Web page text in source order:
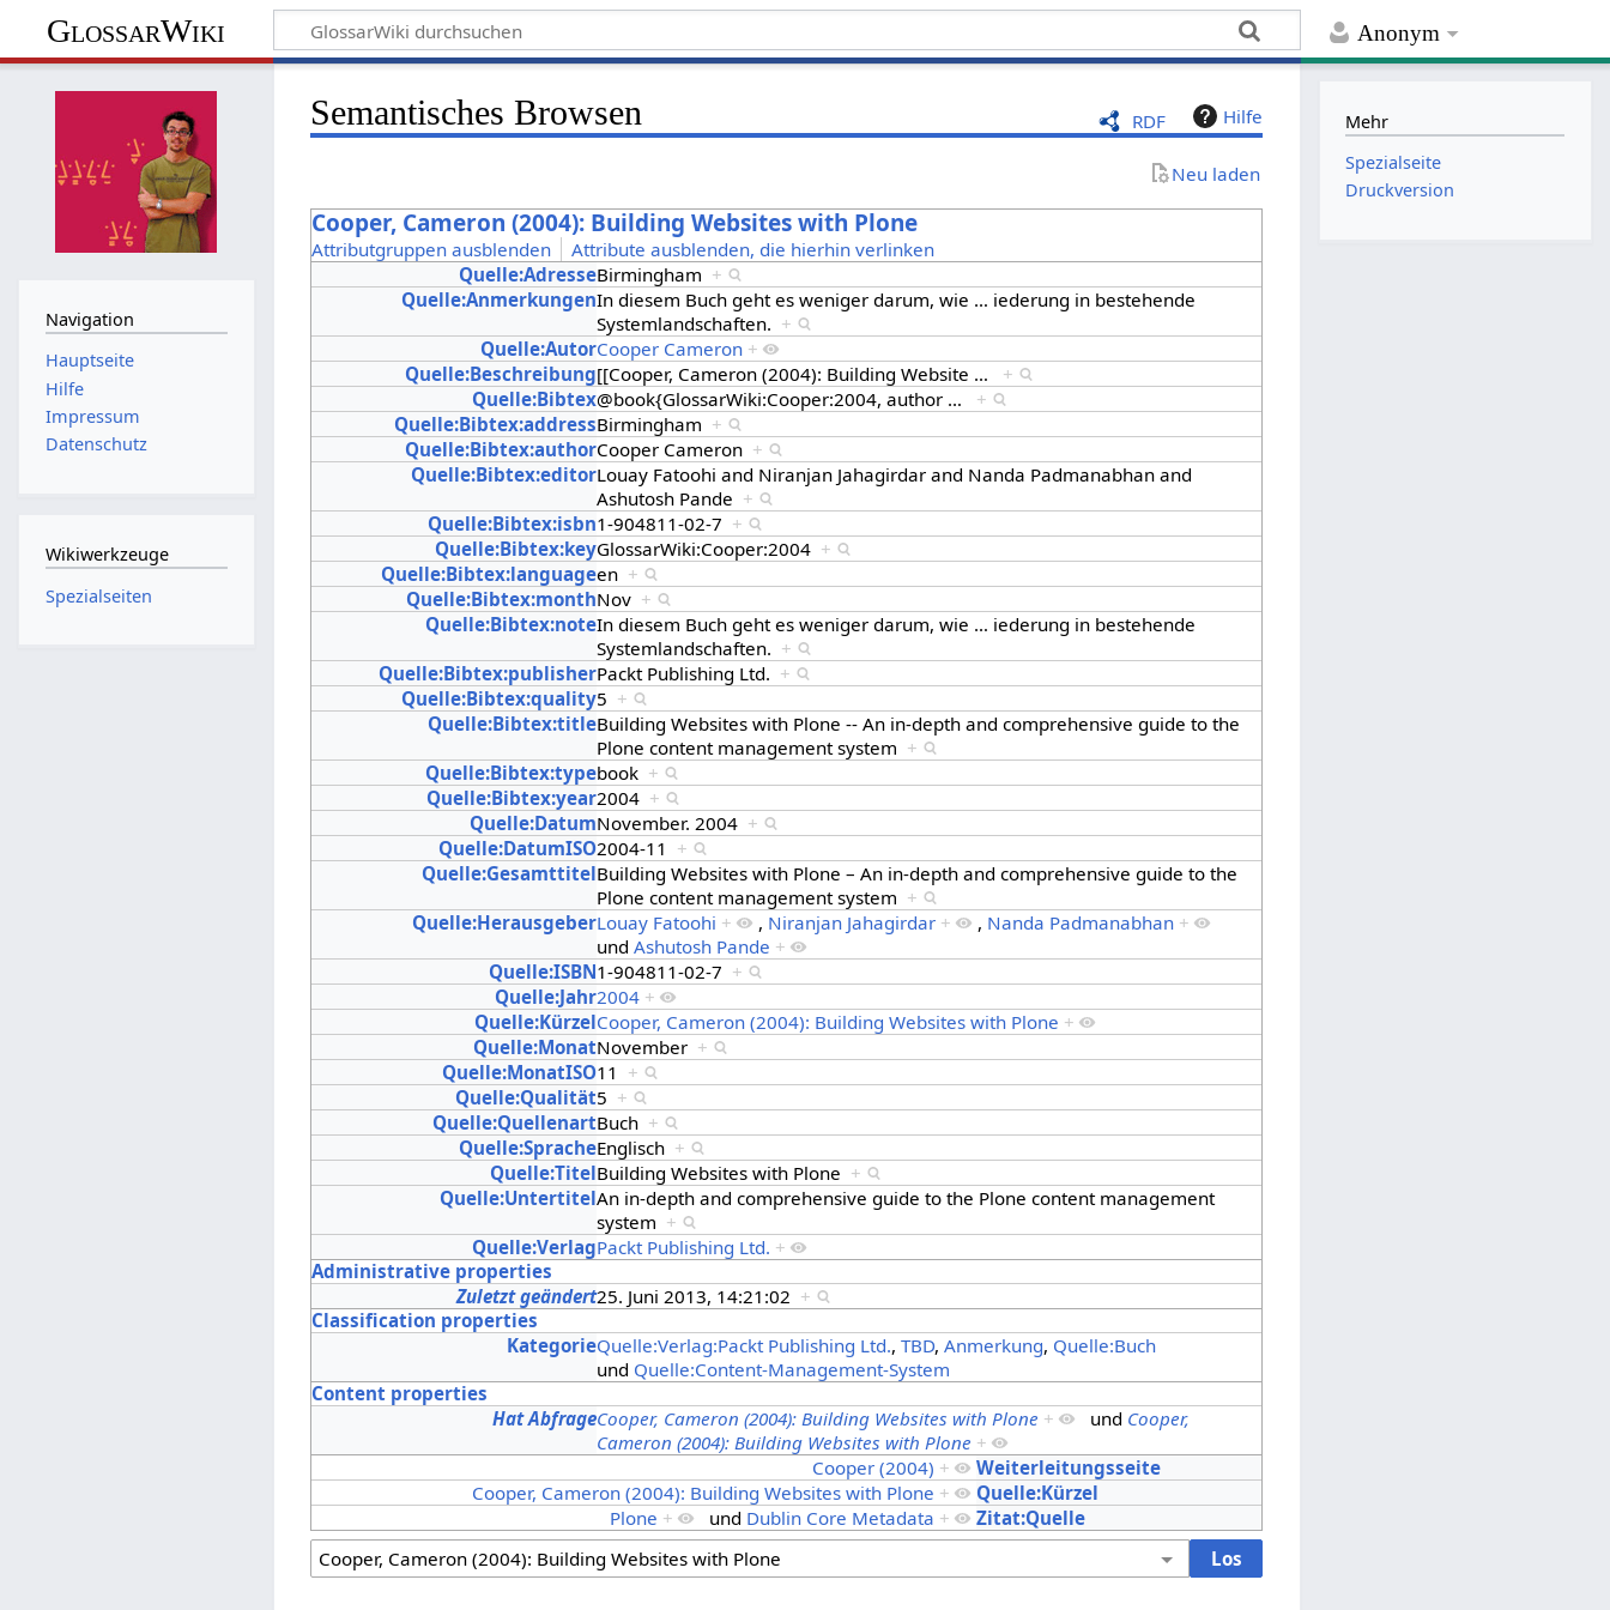
Anonym
GlossarWiki
RDF Hilfe
Semantisches Browsen
Neu laden
Cooper, Cameron (2004): Building Websites with Plone
Attributgruppen ausblenden
Attribute ausblenden, die hierhin verlinken
Quelle:AdresseBirmingham +
Quelle:AnmerkungenIn diesem Buch geht es weniger darum, wie … iederung in bestehende
Systemlandschaften. +
Quelle:AutorCooper Cameron +
Quelle:Beschreibung[[Cooper, Cameron (2004): Building Website …
+
Quelle:Bibtex@book{GlossarWiki:Cooper:2004, author …
+
Quelle:Bibtex:addressBirmingham +
Quelle:Bibtex:authorCooper Cameron +
Quelle:Bibtex:editorLouay Fatoohi and Niranjan Jahagirdar and Nanda Padmanabhan and
Ashutosh Pande +
Quelle:Bibtex:isbn1-904811-02-7 +
Quelle:Bibtex:keyGlossarWiki:Cooper:2004 +
Quelle:Bibtex:languageen +
Quelle:Bibtex:monthNov +
Quelle:Bibtex:noteIn diesem Buch geht es weniger darum, wie … iederung in bestehende
Systemlandschaften. +
Quelle:Bibtex:publisherPackt Publishing Ltd. +
Quelle:Bibtex:quality5 +
Quelle:Bibtex:titleBuilding Websites with Plone -- An in-depth and comprehensive guide to the
Plone content management system +
Quelle:Bibtex:typebook +
Quelle:Bibtex:year2004 +
Quelle:DatumNovember. 2004 +
Quelle:DatumISO2004-11 +
Quelle:GesamttitelBuilding Websites with Plone – An in-depth and comprehensive guide to the
Plone content management system +
Quelle:HerausgeberLouay Fatoohi + , Niranjan Jahagirdar + , Nanda Padmanabhan +
undAshutosh Pande +
Quelle:ISBN1-904811-02-7 +
Quelle:Jahr2004 +
Quelle:KürzelCooper, Cameron (2004): Building Websites with Plone +
Quelle:MonatNovember +
Quelle:MonatISO11 +
Quelle:Qualität5 +
Quelle:QuellenartBuch +
Quelle:SpracheEnglisch +
Quelle:TitelBuilding Websites with Plone +
Quelle:UntertitelAn in-depth and comprehensive guide to the Plone content management
system +
Quelle:VerlagPackt Publishing Ltd. +
Administrative properties
Zuletzt geändert25. Juni 2013, 14:21:02 +
Classification properties
KategorieQuelle:Verlag:Packt Publishing Ltd.,TBD,Anmerkung, Quelle:Buch
und Quelle:Content-Management-System
Content properties
Hat AbfrageCooper, Cameron (2004): Building Websites with Plone + und Cooper,
Cameron (2004): Building Websites with Plone +
Weiterleitungsseite
Cooper (2004) +
Quelle:Kürzel
Cooper, Cameron (2004): Building Websites with Plone +
Zitat:Quelle
Plone + und Dublin Core Metadata +
Navigation
Hauptseite
Hilfe
Impressum
Datenschutz
Wikiwerkzeuge
Spezialseiten
Mehr
Spezialseite
Druckversion